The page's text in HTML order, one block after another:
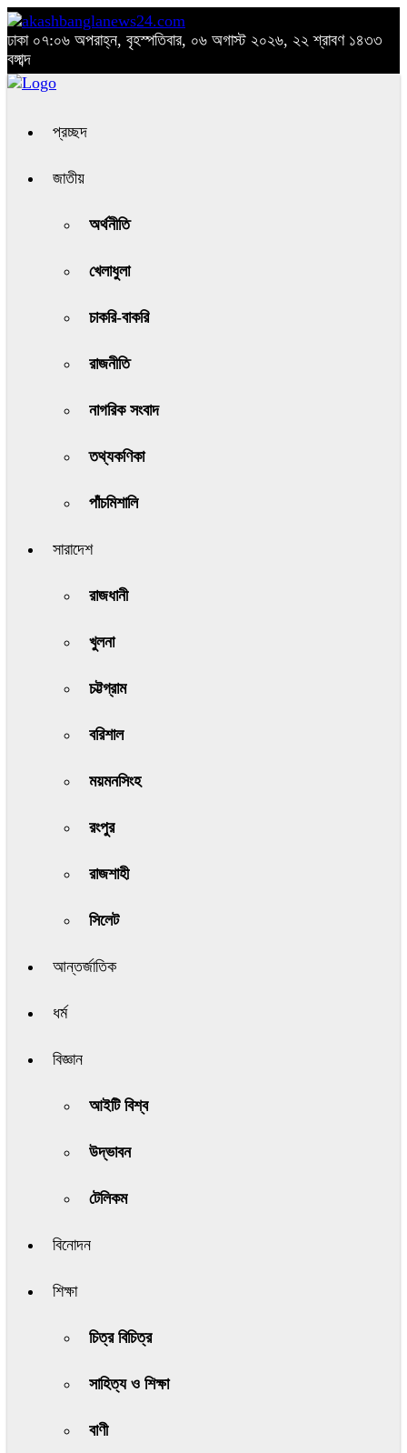
ঢাকা ০৭:০৬ অপরাহ্ন, বৃহস্পতিবার, ০৬ অগাস্ট ২০২৬, ২২ শ্রাবণ ১৪৩৩
বঙ্গাব্দ
প্রচ্ছদ
জাতীয়
অর্থনীতি
খেলাধুলা
চাকরি-বাকরি
রাজনীতি
নাগরিক সংবাদ
তথ্যকণিকা
পাঁচমিশালি
সারাদেশ
রাজধানী
খুলনা
চট্টগ্রাম
বরিশাল
ময়মনসিংহ
রংপুর
রাজশাহী
সিলেট
আন্তর্জাতিক
ধর্ম
বিজ্ঞান
আইটি বিশ্ব
উদ্ভাবন
টেলিকম
বিনোদন
শিক্ষা
চিত্র বিচিত্র
সাহিত্য ও শিক্ষা
বাণী